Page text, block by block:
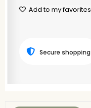
Add to my favorites
Secure shopping